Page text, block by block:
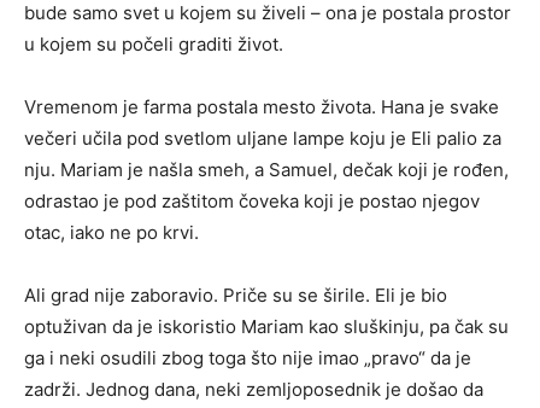
bude samo svet u kojem su živeli – ona je postala prostor
u kojem su počeli graditi život.
Vremenom je farma postala mesto života. Hana je svake
večeri učila pod svetlom uljane lampe koju je Eli palio za
nju. Mariam je našla smeh, a Samuel, dečak koji je rođen,
odrastao je pod zaštitom čoveka koji je postao njegov
otac, iako ne po krvi.
Ali grad nije zaboravio. Priče su se širile. Eli je bio
optuživan da je iskoristio Mariam kao sluškinju, pa čak su
ga i neki osudili zbog toga što nije imao „pravo“ da je
zadrži. Jednog dana, neki zemljoposednik je došao da